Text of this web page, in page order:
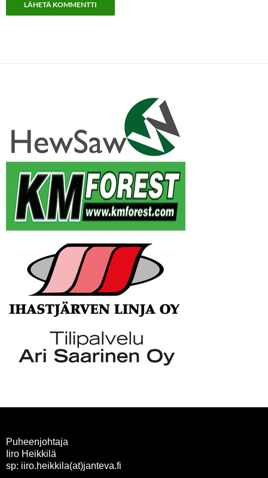
Puheenjohtaja
Iiro Heikkilä
sp: iiro.heikkila(at)janteva.fi